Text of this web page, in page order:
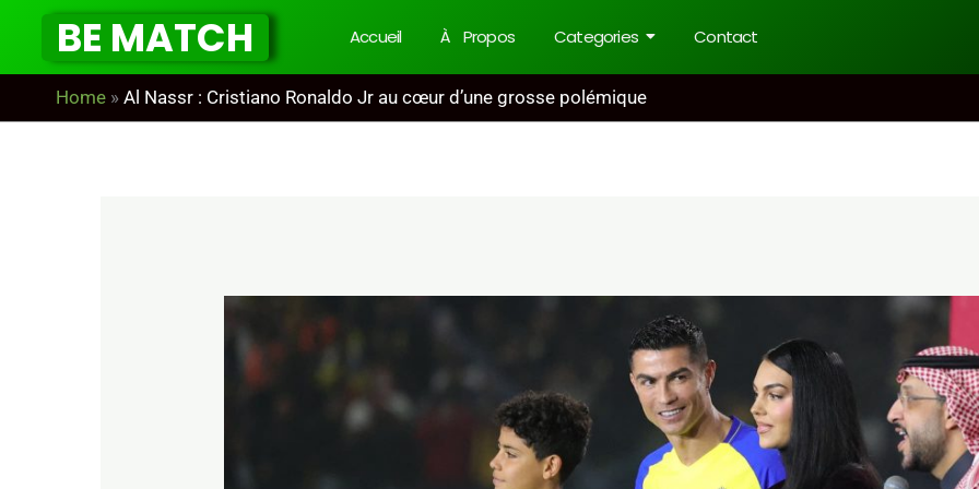
contenu
BE MATCH Accueil À Propos Categories Contact
Home » Al Nassr : Cristiano Ronaldo Jr au cœur d’une grosse polémique